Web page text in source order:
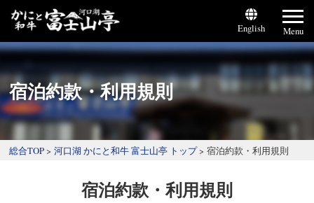
Menu
English
宿泊約款・利用規則
総合TOP 河口湖 かにと和牛 富士山亭 トップ 宿泊約款・利用規則
宿泊約款・利用規則